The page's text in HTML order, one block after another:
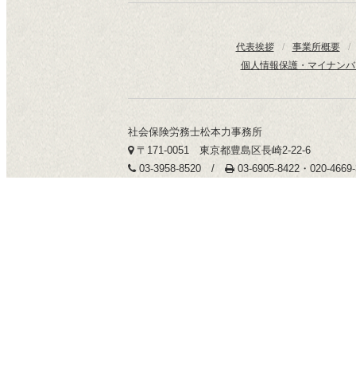
代表挨拶 / 事業所概要
/
個人情報保護・マイナン
社会保険労務士松本力事務所
〒171-0051 東京都豊島区長崎2-22-6
03-3958-8520 /
03-6905-8422・020-